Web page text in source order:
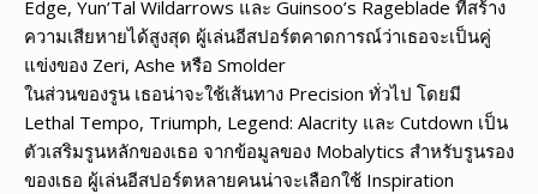
Edge, Yun’Tal Wildarrows และ Guinsoo’s Rageblade ที่สร้าง
ความเสียหายได้สูงสุด ผู้เล่นอีสปอร์ตคาดการณ์ว่าเธอจะเป็นคู่
แข่งของ Zeri, Ashe หรือ Smolder
ในส่วนของรูน เธอน่าจะใช้เส้นทาง Precision ทั่วไป โดยมี
Lethal Tempo, Triumph, Legend: Alacrity และ Cutdown เป็น
ตัวเสริมรูนหลักของเธอ จากข้อมูลของ Mobalytics สำหรับรูนรอง
ของเธอ ผู้เล่นอีสปอร์ตหลายคนน่าจะเลือกใช้ Inspiration